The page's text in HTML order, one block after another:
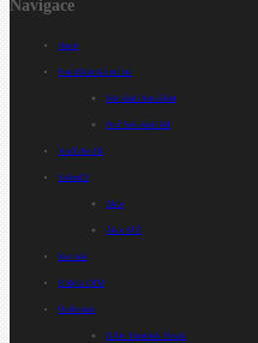
Navigace
Home
Františkánská rodina
Sekulární františkán
Proč Sekulární řád
YouTube FR
Kalendář
Akce
Akce SFŘ
Kontakt
R.Rohr OFM
Osobnosti
JUDr. František Nosek